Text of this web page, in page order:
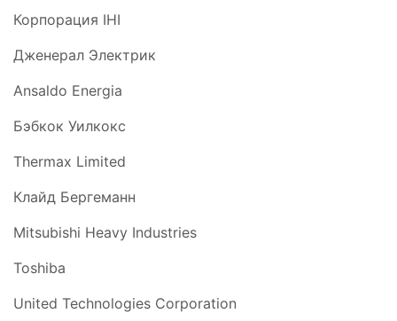
Корпорация IHI
Дженерал Электрик
Ansaldo Energia
Бэбкок Уилкокс
Thermax Limited
Клайд Бергеманн
Mitsubishi Heavy Industries
Toshiba
United Technologies Corporation